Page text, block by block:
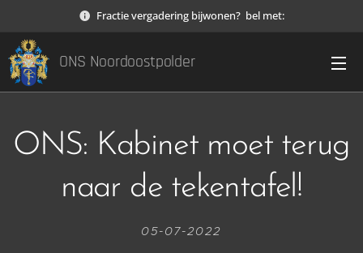
Fractie vergadering bijwonen? bel met:
ONS Noordoostpolder
ONS: Kabinet moet terug
naar de tekentafel!
05-07-2022